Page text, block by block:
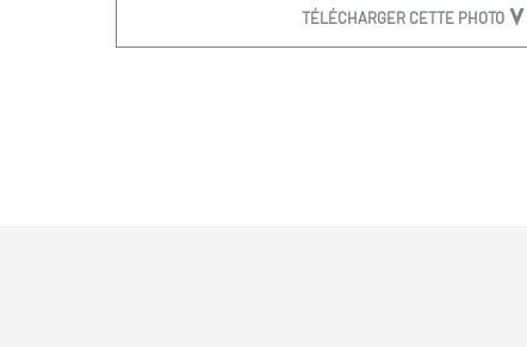
TÉLÉCHARGER CETTE PHOTO